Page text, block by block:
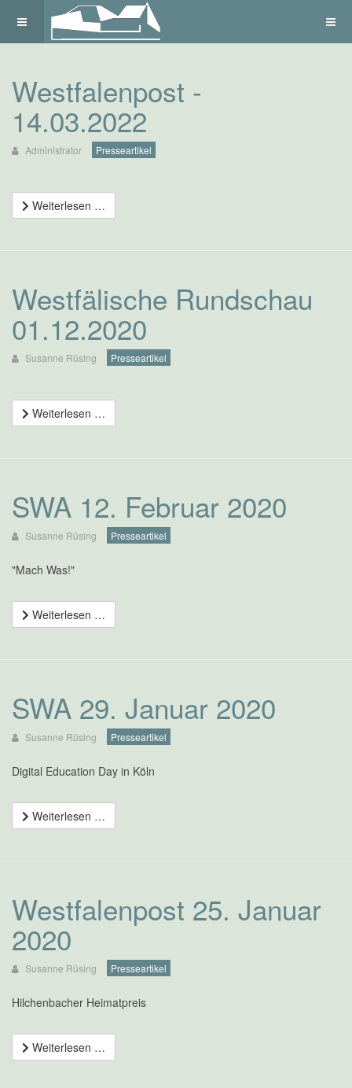
Westfalenpost -
14.03.2022
Administrator Presseartikel
Weiterlesen …
Westfälische Rundschau
01.12.2020
Susanne Rüsing Presseartikel
Weiterlesen …
SWA 12. Februar 2020
Susanne Rüsing Presseartikel
"Mach Was!"
Weiterlesen …
SWA 29. Januar 2020
Susanne Rüsing Presseartikel
Digital Education Day in Köln
Weiterlesen …
Westfalenpost 25. Januar
2020
Susanne Rüsing Presseartikel
Hilchenbacher Heimatpreis
Weiterlesen …